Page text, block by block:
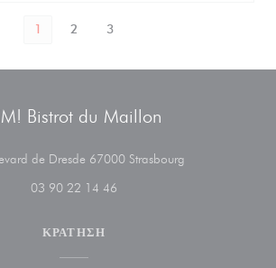
1 2 3
Bistrot du Maillon
de Dresde 67000 Strasbourg((ανοίγει σε νέο
03 90 22 14 46
ΚΡΆΤΗΣΗ